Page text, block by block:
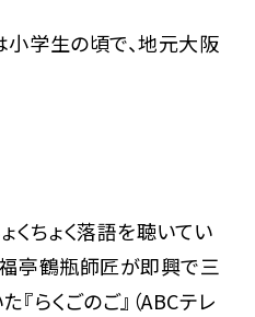
学生の頃で、地元大阪
ちょく落語を聴いてい
亭鶴瓶師匠が即興で三
らくごのご』（ABCテレ